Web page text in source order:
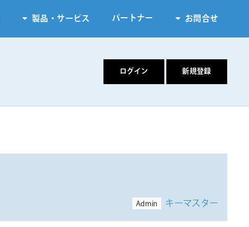
製品・サービス パートナー お問合せ
Admin キーマスター